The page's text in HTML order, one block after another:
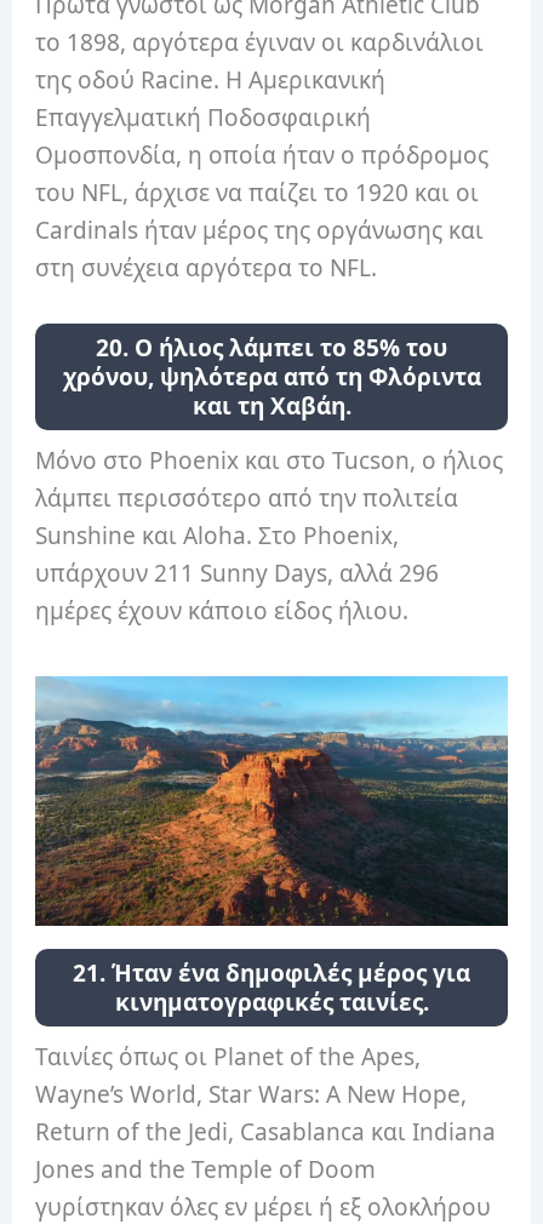
το 1898, αργότερα έγιναν οι καρδινάλιοι
της οδού Racine. Η Αμερικανική
Επαγγελματική Ποδοσφαιρική
Ομοσπονδία, η οποία ήταν ο πρόδρομος
του NFL, άρχισε να παίζει το 1920 και οι
Cardinals ήταν μέρος της οργάνωσης και
στη συνέχεια αργότερα το NFL.
20. Ο ήλιος λάμπει το 85% του
χρόνου, ψηλότερα από τη Φλόριντα
και τη Χαβάη.
Μόνο στο Phoenix και στο Tucson, ο ήλιος
λάμπει περισσότερο από την πολιτεία
Sunshine και Aloha. Στο Phoenix,
υπάρχουν 211 Sunny Days, αλλά 296
ημέρες έχουν κάποιο είδος ήλιου.
21. Ήταν ένα δημοφιλές μέρος για
κινηματογραφικές ταινίες.
Ταινίες όπως οι Planet of the Apes,
Wayne’s World, Star Wars: A New Hope,
Return of the Jedi, Casablanca και Indiana
Jones and the Temple of Doom
γυρίστηκαν όλες εν μέρει ή εξ ολοκλήρου